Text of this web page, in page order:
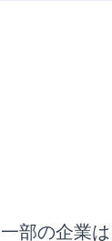
一部の企業